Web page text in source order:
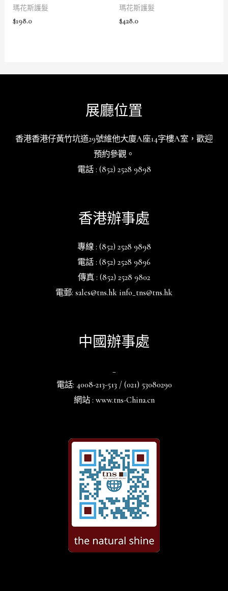
瑪花斯護髮
$198.0
瑪花斯護髮
$428.0
展廳位置
香港香港仔黃竹坑道29號維他大廈A座14字樓A室，歡迎
預約參觀。
電話 : (852) 2528 9898
香港辦事處
專線 : (852) 2528 9898
電話 : (852) 2528 9896
傳真 : (852) 2528 9802
電郵: sales@tns.hk info_tns@tns.hk
中國辦事處
_
電話: 4008-213-513 / (021) 53080290
網站 : www.tns-China.cn